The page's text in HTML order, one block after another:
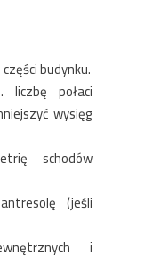
budynku.
liczbę połaci
wysięg
schodów
(jeśli
i